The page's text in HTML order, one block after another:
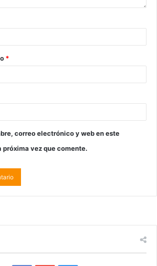
*
correo electrónico y web en este
próxima vez que comente.